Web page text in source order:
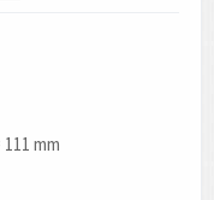
111 mm